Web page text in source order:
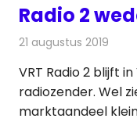
Radio 2
21 augustus 2019
VRT Radio 2 blijft
radiozender. Wel
marktaandeel